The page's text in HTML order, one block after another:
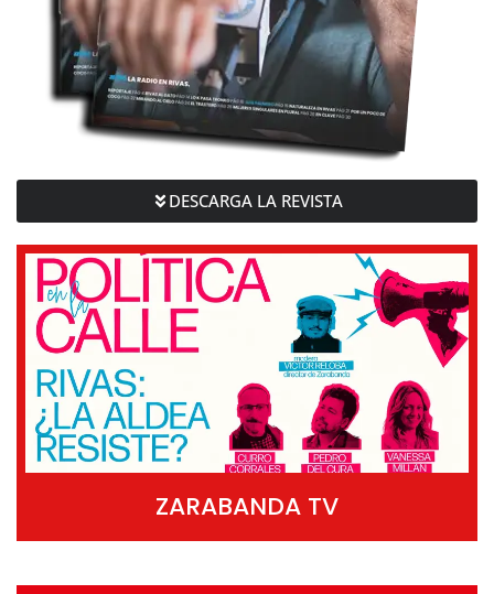
DESCARGA LA REVISTA
ZARABANDA TV